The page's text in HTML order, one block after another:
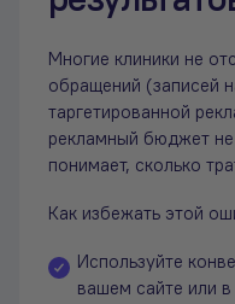
Многие клиники не
обращений (записей
таргетированной
рекламный бюджет не
понимает, сколько
Как избежать этой
Используйте
вашем сайте или